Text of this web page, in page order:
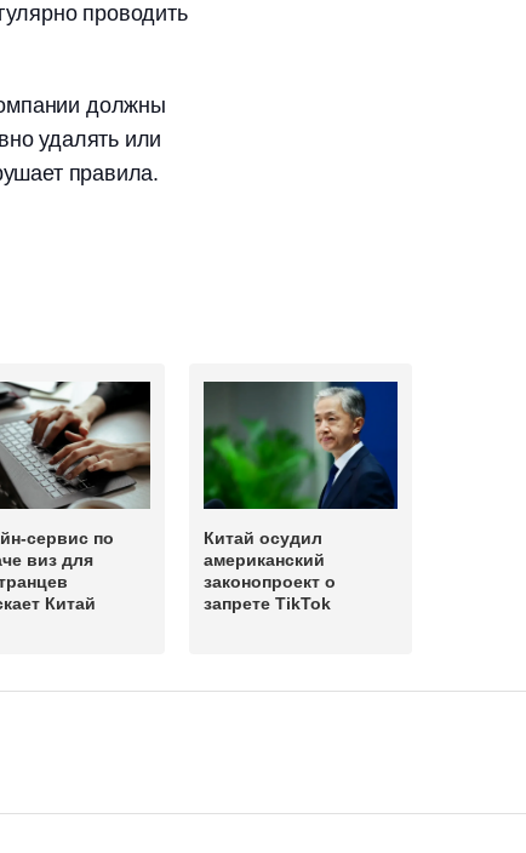
проводить
должны
удалять или
правила.
сервис по
виз для
Китай
Китай осудил
американский
законопроект о
запрете TikTok